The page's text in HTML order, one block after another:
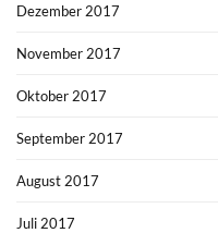
Dezember 2017
November 2017
Oktober 2017
September 2017
August 2017
Juli 2017